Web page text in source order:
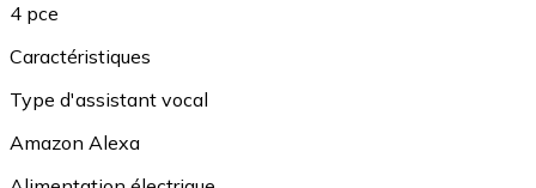
4 pce
Caractéristiques
Type d'assistant vocal
Amazon Alexa